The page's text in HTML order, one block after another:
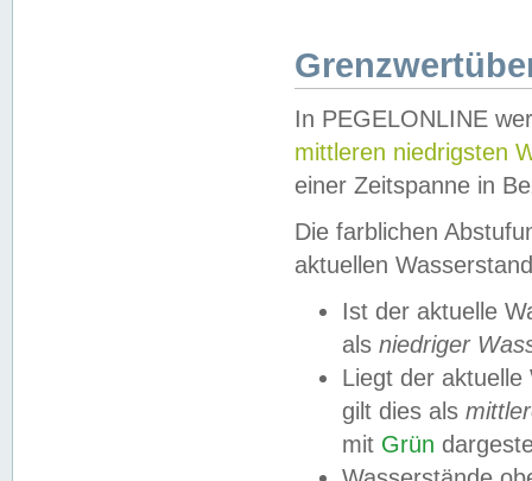
In PEGELONLINE
mittleren niedrigsten
einer Zeitspanne in
Die farblichen
aktuellen
Ist der aktuelle
als niedriger
Liegt der
gilt dies als
mit Grün